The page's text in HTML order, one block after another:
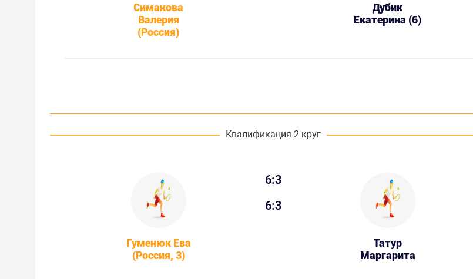
Симакова
Валерия
(Россия)
Дубик
Екатерина (6)
Квалификация 2 круг
Гуменюк Ева
(Россия, 3)
6:3
6:3
Татур
Маргарита